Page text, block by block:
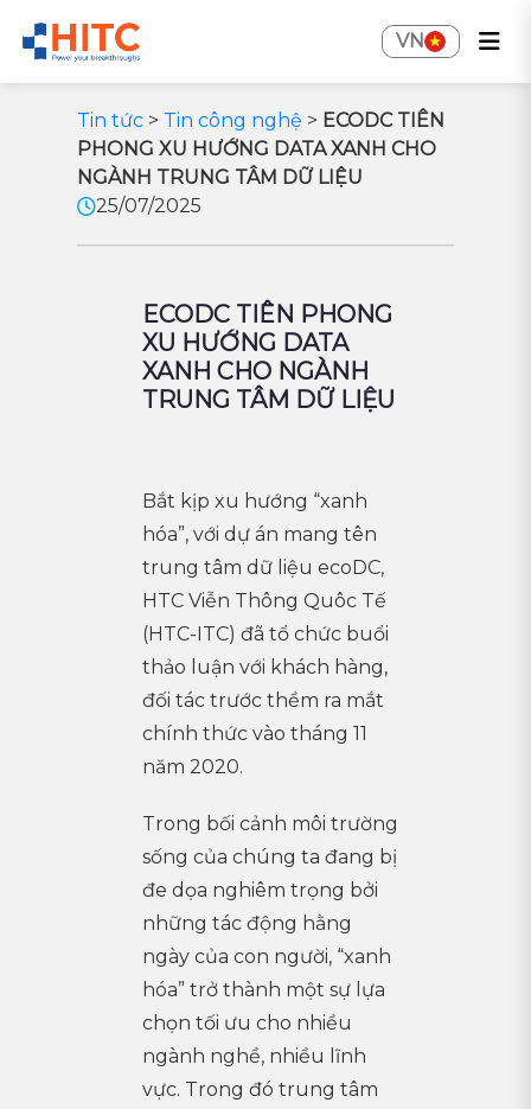
VN
Tin tức > Tin công nghệ > ECODC TIÊN
PHONG XU HƯỚNG DATA XANH CHO
NGÀNH TRUNG TÂM DỮ LIỆU
25/07/2025
ECODC TIÊN PHONG
XU HƯỚNG DATA
XANH CHO NGÀNH
TRUNG TÂM DỮ LIỆU
Bắt kịp xu hướng “xanh
hóa”, với dự án mang tên
trung tâm dữ liệu ecoDC,
HTC Viễn Thông Quôc Tế
(HTC-ITC) đã tổ chức buổi
thảo luận với khách hàng,
đối tác trước thềm ra mắt
chính thức vào tháng 11
năm 2020.
Trong bối cảnh môi trường
sống của chúng ta đang bị
đe dọa nghiêm trọng bởi
những tác động hằng
ngày của con người, “xanh
hóa” trở thành một sự lựa
chọn tối ưu cho nhiều
ngành nghề, nhiều lĩnh
vực. Trong đó trung tâm